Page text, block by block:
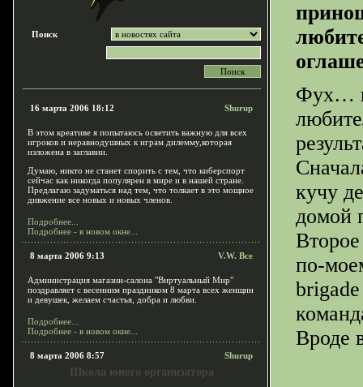
Поиск
16 марта 2006 18:12 Shurup
В этом креативе я попытаюсь осветить важную для всех
игроков и неравнодушных к играм дилемму,которая
изложена в заглавии.
Думаю, никто не станет спорить с тем, что киберспорт
сейчас как никогда популярен в мире и в нашей стране.
Предлагаю задуматься над тем, что толкает в это мощное
дивжение все новых и новых членов.
Подробнее...
Подробнее - в новом окне...
8 марта 2006 9:13 V.W. Все
Администрация магазин-салона "Виртуальный Мир"
поздравляет с весенним праздником 8 марта всех женщин
и девушек, желаем счастья, добра и любви.
Подробнее...
Подробнее - в новом окне...
8 марта 2006 8:57 Shurup
Школа юного организатора
Фух…
кучу
домой
по-
Вроде